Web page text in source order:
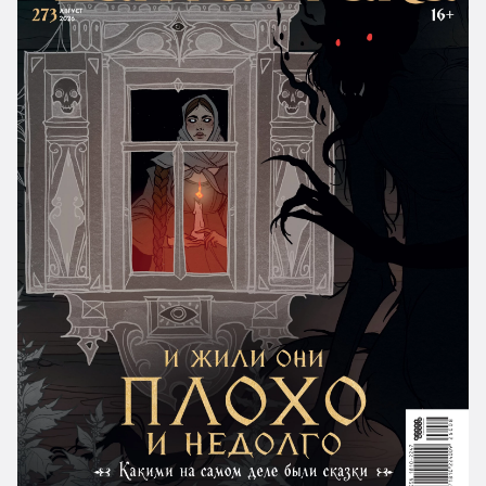
Мачи Коро
Место преступления
Мы обречены
Находка для шпиона
Неудержимые единорожки
Нефариус
Ничего человеческого?
«Крашенинникова», 3 июля (12:00-
18:00), пр. Ленина, д. 47
— Минск, магазин Hobby Games, 2 июля
(15:00-20:00), ул. Чернышевского, д. 5
— Минск, магазин Hobby Games, 2 июля
(15:00-20:00), пр-т Мира, д. 1
— Минск, магазин Hobby Games, 3 июля
(16:00-20:00), ул. Чюрлениса, д. 4
— Монино, дом Офицеров Монино,
клуб настольных игр ДО, 2 июля (12:00-
16:00), ул. Авиационная, д. 2А